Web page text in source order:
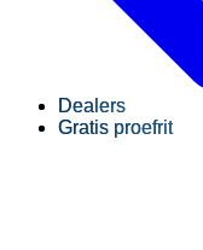
Dealers
Gratis proefrit